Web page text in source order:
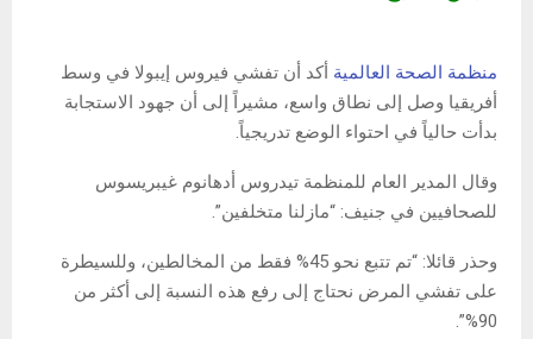
منظمة الصحة العالمية أكد أن تفشي فيروس إيبولا في وسط
أفريقيا وصل إلى نطاق واسع، مشيراً إلى أن جهود الاستجابة
بدأت حالياً في احتواء الوضع تدريجياً.
وقال المدير العام للمنظمة تيدروس أدهانوم غيبريسوس
للصحافيين في جنيف: “مازلنا متخلفين”.
وحذر قائلا: “تم تتبع نحو 45% فقط من المخالطين، وللسيطرة
على تفشي المرض نحتاج إلى رفع هذه النسبة إلى أكثر من
90%”.